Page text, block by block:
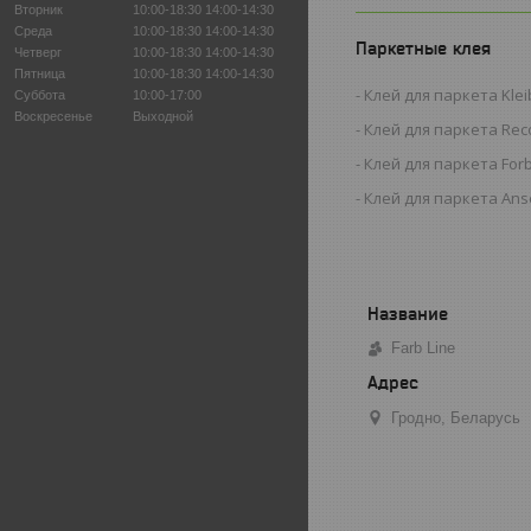
Вторник 10:00-18:30 14:00-14:30
Среда
10:00-18:30 14:00-14:30
Четверг
10:00-18:30 14:00-14:30
Пятница
10:00-18:30 14:00-14:30
Суббота
10:00-17:00
Воскресенье
Выходной
Паркетные клея
Клей для паркета
Клей для паркета
Клей для паркета
Клей для паркета
Farb Line
Гродно, Беларусь